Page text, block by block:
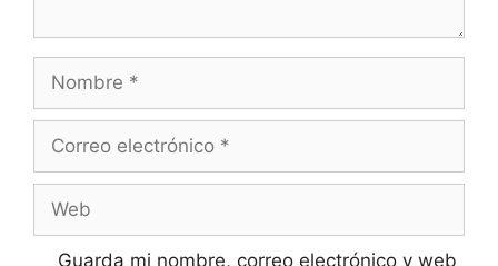
electrónico
Guarda mi nombre, correo electrónico y web